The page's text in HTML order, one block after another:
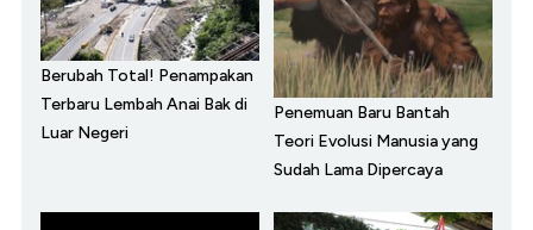
Berubah Total! Penampakan
Terbaru Lembah Anai Bak di
Luar Negeri
Penemuan Baru Bantah
Teori Evolusi Manusia yang
Sudah Lama Dipercaya